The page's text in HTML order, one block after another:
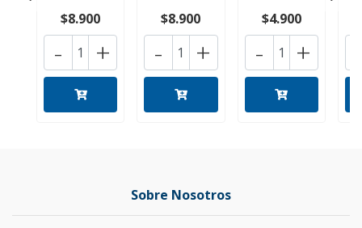
$8.900
+
-
$8.900
+
-
$4.900
+
-
Sobre Nosotros